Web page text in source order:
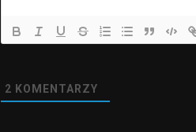
2 KOMENTARZY